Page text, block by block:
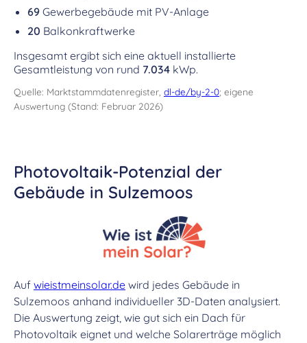
69 Gewerbegebäude mit PV-Anlage
20 Balkonkraftwerke
Insgesamt ergibt sich eine aktuell installierte
Gesamtleistung von rund 7.034 kWp.
Quelle: Marktstammdatenregister, dl-de/by-2-0; eigene
Auswertung (Stand: Februar 2026)
Photovoltaik-Potenzial der
Gebäude in Sulzemoos
Auf wieistmeinsolar.de wird jedes Gebäude in
Sulzemoos anhand individueller 3D-Daten analysiert.
Die Auswertung zeigt, wie gut sich ein Dach für
Photovoltaik eignet und welche Solarerträge möglich